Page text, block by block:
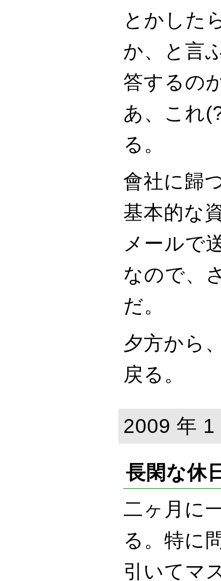
とかした
か、と言
答するの
あ、これ
る。
會社に歸
基本的な
メールで
なので、
だ。
夕方から
戻る。
2009 年
長閑な休
二ヶ月に
る。特に
引いてマ